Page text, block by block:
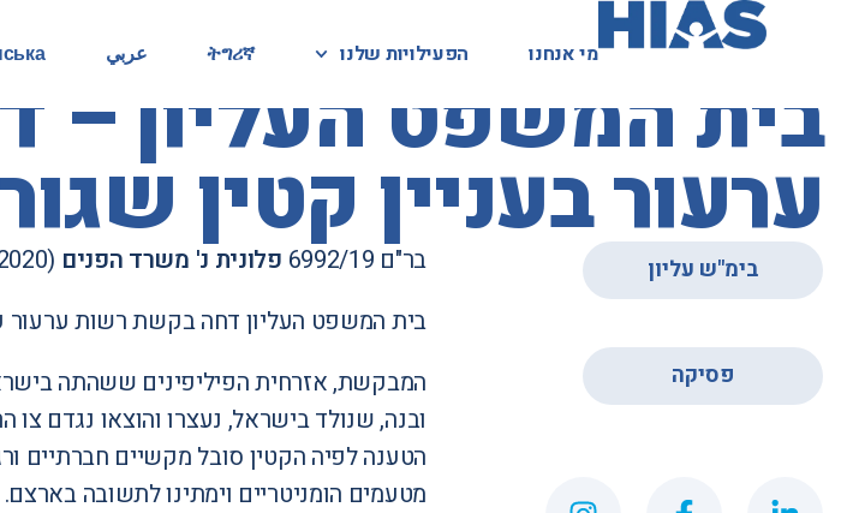
מי אנחנו הפעילויות שלנו ትግሪኛ عربي מי אנחנו הפעילויות שלנו ትግሪኛ عربي המאגר המשפטי
בית המשפט העליון –
ערעור בעניין קטין
בימ"ש עליון
פסיקה
בר"ם 6992/19 פלונית נ' משרד הפנים (23.1.2020)
בית המשפט העליון דחה בקשת רשות ערעור
ובנה, שנולד בישראל, נעצרו והוצאו נגדם
הטענה לפיה הקטין סובל מקשיים חברתיים
מטעמים הומניטריים וימתינו לתשובה בארצם.